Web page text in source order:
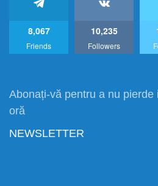
8,067
Friends
10,235
Followers
Abonați-vă pentru a nu pierde
oră
NEWSLETTER